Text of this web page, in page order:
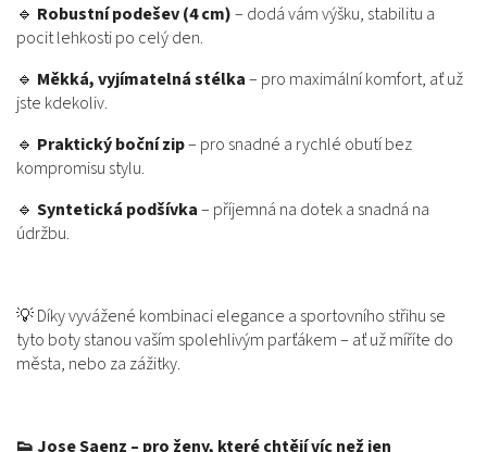
🔹 Robustní podešev (4 cm)– dodá vám výšku, stabilitu a
pocit lehkosti po celý den.
🔹 Měkká, vyjímatelná stélka– pro maximální komfort, ať už
jste kdekoliv.
🔹 Praktický boční zip– pro snadné a rychlé obutí bez
kompromisu stylu.
🔹 Syntetická podšívka– příjemná na dotek a snadná na
údržbu.
💡 Díky vyvážené kombinaci elegance a sportovního střihu se
tyto boty stanou vaším spolehlivým parťákem – ať už míříte do
města, nebo za zážitky.
👟 Jose Saenz – pro ženy, které chtějí víc než jen